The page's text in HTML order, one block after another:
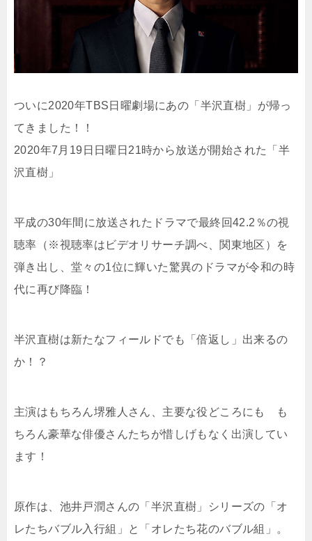
ついに2020年TBS日曜劇場にあの「半沢直樹」が帰っ
てきました！！
2020年7月19日日曜日21時から放送が開始された「半
沢直樹」
平成の30年間に放送されたドラマで最終回42.2％の視
聴率（※視聴率はビデオリサーチ調べ、関東地区）を
弾き出し、堂々の1位に輝いた驚異のドラマが令和の時
代に再び降臨！
半沢直樹は新たなフィールドでも「倍返し」出来るの
か！？
主演はもちろん堺雅人さん、主要な役どころにも も
ちろん豪華な俳優さんたちが惜しげもなく出演してい
ます！
原作は、池井戸潤さんの「半沢直樹」シリーズの「オ
レたちバブル入行組」と「オレたち花のバブル組」。